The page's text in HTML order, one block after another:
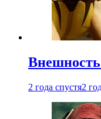
2 года спустя2